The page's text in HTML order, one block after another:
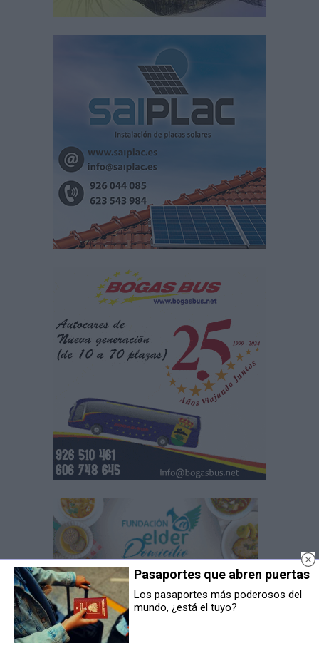
Pasaportes que abren puertas
Los pasaportes más poderosos del
mundo, ¿está el tuyo?